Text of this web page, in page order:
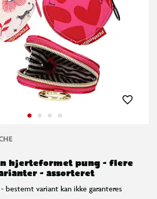
hjerteformet pung - flere
- assorteret
bestemt variant kan ikke garanteres